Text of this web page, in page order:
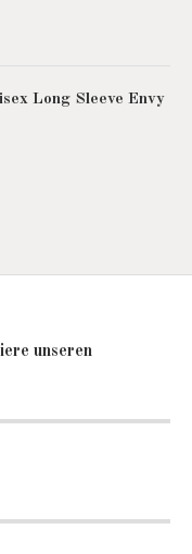
Long Sleeve Envy
unseren